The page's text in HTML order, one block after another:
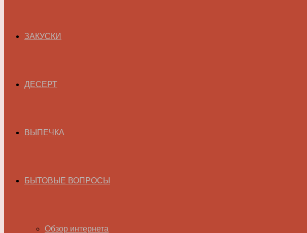
ЗАКУСКИ
ДЕСЕРТ
ВЫПЕЧКА
БЫТОВЫЕ ВОПРОСЫ
Обзор интернета